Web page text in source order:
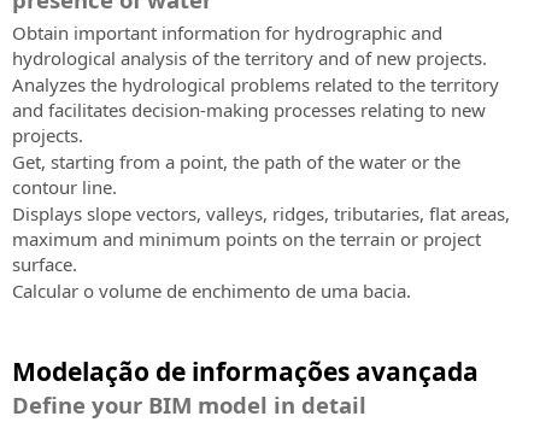
Obtain important information for hydrographic and
hydrological analysis of the territory and of new projects.
Analyzes the hydrological problems related to the territory
and facilitates decision-making processes relating to new
projects.
Get, starting from a point, the path of the water or the
contour line.
Displays slope vectors, valleys, ridges, tributaries, flat areas,
maximum and minimum points on the terrain or project
surface.
Calcular o volume de enchimento de uma bacia.
Modelação de informações avançada
Define your BIM model in detail